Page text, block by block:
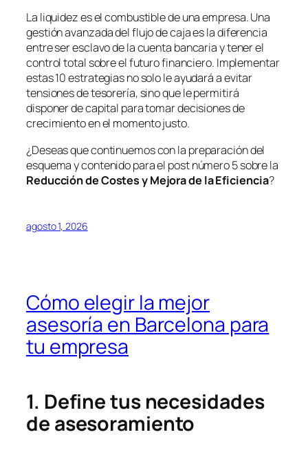
La liquidez es el combustible de una empresa. Una
gestión avanzada del flujo de caja es la diferencia
entre ser esclavo de la cuenta bancaria y tener el
control total sobre el futuro financiero. Implementar
estas 10 estrategias no solo le ayudará a evitar
tensiones de tesorería, sino que le permitirá
disponer de capital para tomar decisiones de
crecimiento en el momento justo.
¿Deseas que continuemos con la preparación del
esquema y contenido para el post número 5 sobre la
Reducción de Costes y Mejora de la Eficiencia?
agosto 1, 2026
Cómo elegir la mejor
asesoría en Barcelona para
tu empresa
1. Define tus necesidades
de asesoramiento